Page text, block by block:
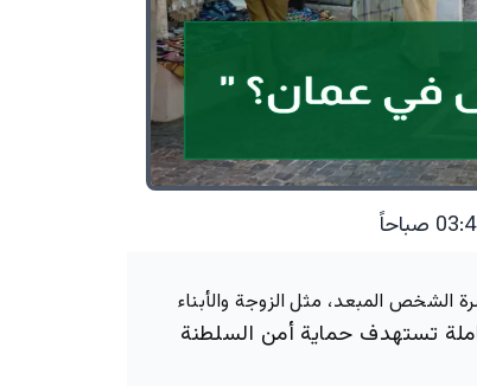
الشخص المبعد، مثل الزوجة والأبناء
تستهدف حماية أمن السلطنة